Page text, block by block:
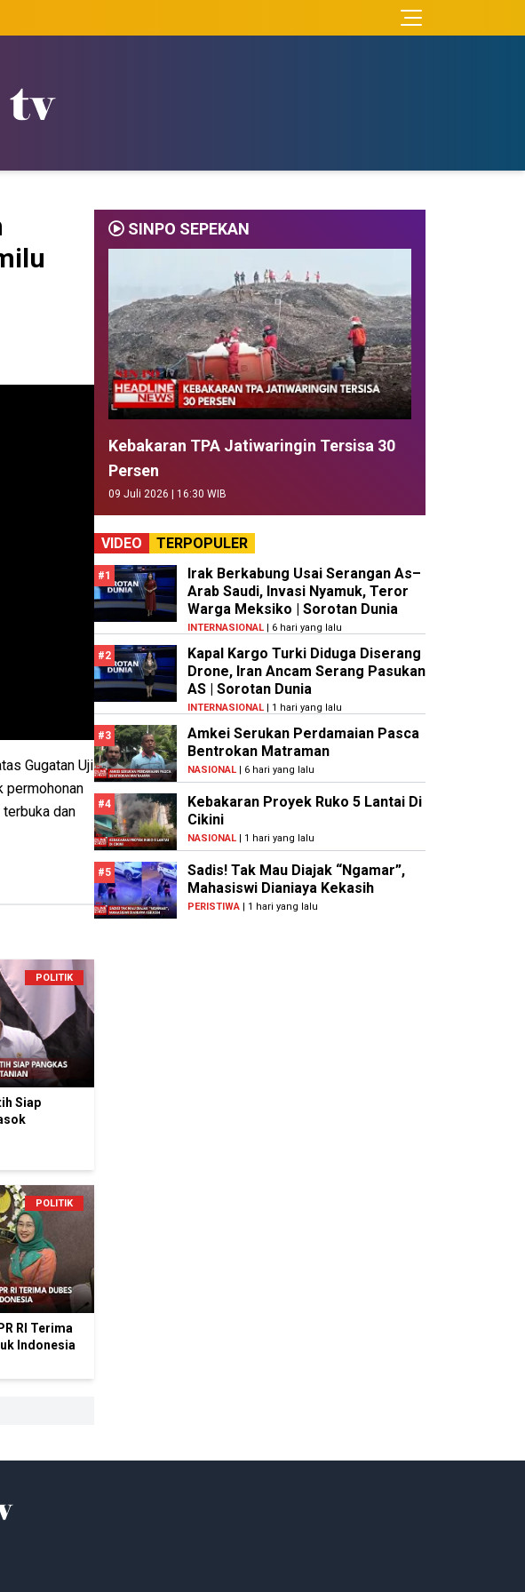
Gugatan Uji
permohonan
dan
POLITIK
Siap
POLITIK
RI Terima
Indonesia
SINPO SEPEKAN
Kebakaran TPA Jatiwaringin Tersisa 30
Persen
09 Juli 2026 | 16:30 WIB
VIDEO TERPOPULER
#1
Irak Berkabung Usai Serangan As–
Arab Saudi, Invasi Nyamuk, Teror
Warga Meksiko | Sorotan Dunia
INTERNASIONAL| 6 hari yang lalu
#2
Kapal Kargo Turki Diduga Diserang
Drone, Iran Ancam Serang Pasukan
AS | Sorotan Dunia
INTERNASIONAL| 1 hari yang lalu
#3
Amkei Serukan Perdamaian Pasca
Bentrokan Matraman
NASIONAL| 6 hari yang lalu
#4
Kebakaran Proyek Ruko 5 Lantai Di
Cikini
NASIONAL| 1 hari yang lalu
#5
Sadis! Tak Mau Diajak “Ngamar”,
Mahasiswi Dianiaya Kekasih
PERISTIWA| 1 hari yang lalu